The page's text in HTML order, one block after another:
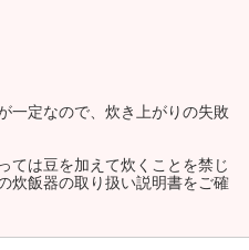
一定なので、炊き上がりの失敗
ては豆を加えて炊くことを禁じ
炊飯器の取り扱い説明書をご確